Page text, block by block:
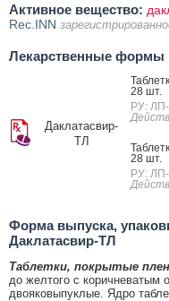
Активное вещество:
Rec.INN
Лекарственные формы
Даклатасвир-
ТЛ
28 шт.
РУ:
28 шт.
РУ:
Форма выпуска,
Даклатасвир-ТЛ
Таблетки, покрытые
до желтого с коричневатым
двояковыпуклые. Ядро